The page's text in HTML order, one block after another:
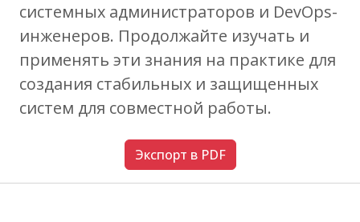
системных администраторов и DevOps-
инженеров. Продолжайте изучать и
применять эти знания на практике для
создания стабильных и защищенных
систем для совместной работы.
Экспорт в PDF